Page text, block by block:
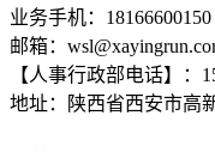
业务手机：18166600150
邮箱：
【人事行政部电话】：
地址：陕西省西安市高